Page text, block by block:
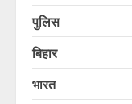
पुलिस
बिहार
भारत